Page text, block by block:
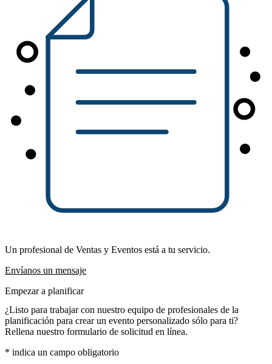
Un profesional de Ventas y Eventos está a tu servicio.
Envíanos un mensaje
Empezar a planificar
¿Listo para trabajar con nuestro equipo de profesionales de la
planificación para crear un evento personalizado sólo para ti?
Rellena nuestro formulario de solicitud en línea.
* indica un campo obligatorio